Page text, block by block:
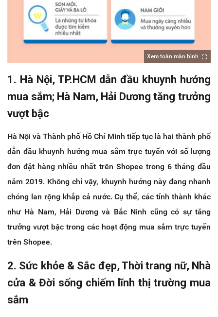
Xem toàn màn hình
1. Hà Nội, TP.HCM dẫn đầu khuynh hướng
mua sắm; Hà Nam, Hải Dương tăng trưởng
vượt bậc
Hà Nội và Thành phố Hồ Chí Minh tiếp tục là hai thành phố
dẫn đầu khuynh hướng mua sắm trực tuyến với số lượng
đơn đặt hàng nhiều nhất trên Shopee trong 6 tháng đầu
năm 2019. Không chỉ vậy, khuynh hướng này đang nhanh
chóng lan rộng khắp cả nước. Cụ thể, các tỉnh thành khác
như Hà Nam, Hải Dương và Bắc Ninh cũng có sự tăng
trưởng vượt bậc trong các hoạt động mua sắm trực tuyến
trên Shopee.
2. Sức khỏe & Sắc đẹp, Thời trang nữ, Nhà
cửa & Đời sống chiếm lĩnh thị trường mua
sắm